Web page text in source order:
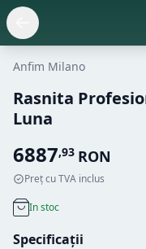
Anfim Milano
Rasnita
Luna
6887,93 RON
Preț cu TVA inclus
In stoc
Specificații